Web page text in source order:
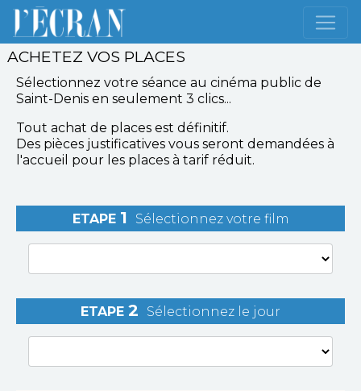
ACHETEZ VOS PLACES
Sélectionnez votre séance au cinéma public de
Saint-Denis en seulement 3 clics...
Tout achat de places est définitif.
Des pièces justificatives vous seront demandées à
l'accueil pour les places à tarif réduit.
ETAPE 1 Sélectionnez votre film
ETAPE 2 Sélectionnez le jour